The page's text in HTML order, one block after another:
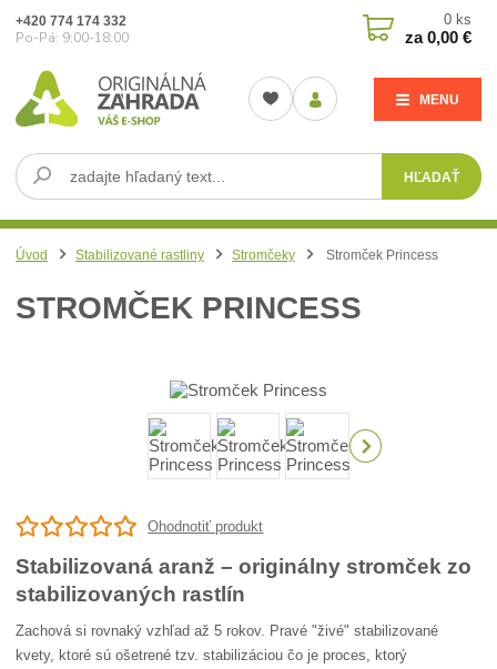
MENU
HĽADAŤ
+420 774 174 332
Po-Pá: 9:00-18:00
0 ks
za0,00 €
Úvod Stabilizované rastliny Stromčeky Stromček Princess
STROMČEK PRINCESS
Ohodnotiť produkt
Stabilizovaná aranž – originálny stromček zo
stabilizovaných rastlín
Zachová si rovnaký vzhľad až 5 rokov. Pravé "živé" stabilizované
kvety, ktoré sú ošetrené tzv. stabilizáciou čo je proces, ktorý